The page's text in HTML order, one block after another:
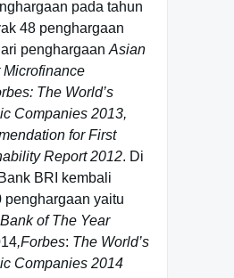
pada tahun
48 penghargaan
penghargaan Asian
Microfinance
The World’s
Companies 2013,
for First
Report 2012. Di
BRI kembali
penghargaan yaitu
Bank of The Year
,Forbes: The World’s
Companies 2014